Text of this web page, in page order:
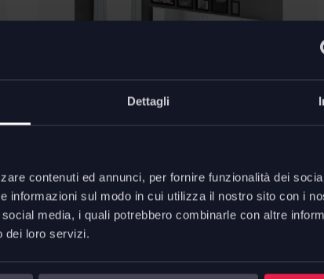
Dettagli
contenuti ed annunci, per fornire funzionalità dei
informazioni sul modo in cui utilizza il nostro sito con i
media, i quali potrebbero combinarle con altre
dei loro servizi.
FIAM
Mirage specchio